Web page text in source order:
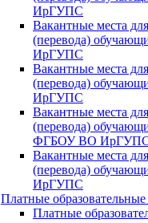
ИрГУПС
Вакантные места
(перевода)
ИрГУПС
Вакантные места
(перевода)
ИрГУПС
Вакантные места
(перевода)
ФГБОУ ВО
Вакантные места
(перевода)
ИрГУПС
Платные образовательные
Платные